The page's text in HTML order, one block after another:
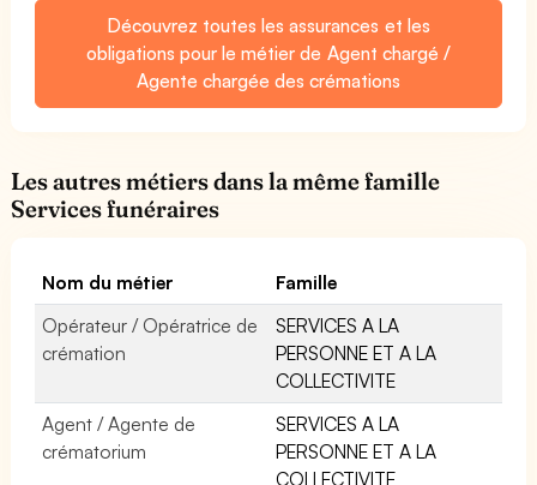
Découvrez toutes les assurances et les
obligations pour le métier de Agent chargé /
Agente chargée des crémations
Les autres métiers dans la même famille
Services funéraires
Nom du métier
Famille
Opérateur / Opératrice de
crémation
SERVICES A LA
PERSONNE ET A LA
COLLECTIVITE
Agent / Agente de
crématorium
SERVICES A LA
PERSONNE ET A LA
COLLECTIVITE